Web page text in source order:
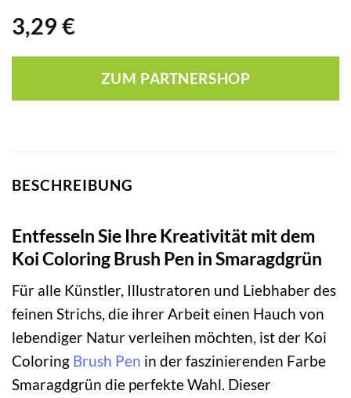
3,29 €
ZUM PARTNERSHOP
BESCHREIBUNG
Entfesseln Sie Ihre Kreativität mit dem
Koi Coloring Brush Pen in Smaragdgrün
Für alle Künstler, Illustratoren und Liebhaber des
feinen Strichs, die ihrer Arbeit einen Hauch von
lebendiger Natur verleihen möchten, ist der Koi
Coloring Brush Pen in der faszinierenden Farbe
Smaragdgrün die perfekte Wahl. Dieser